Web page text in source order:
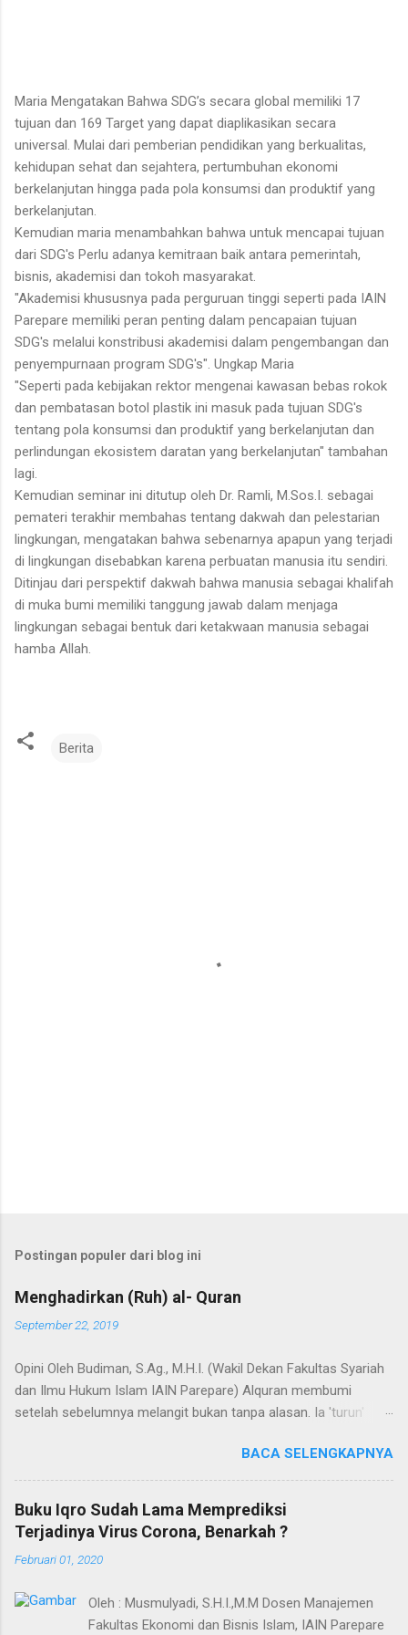
Maria Mengatakan Bahwa SDG’s secara global memiliki 17
tujuan dan 169 Target yang dapat diaplikasikan secara
universal. Mulai dari pemberian pendidikan yang berkualitas,
kehidupan sehat dan sejahtera, pertumbuhan ekonomi
berkelanjutan hingga pada pola konsumsi dan produktif yang
berkelanjutan.
Kemudian maria menambahkan bahwa untuk mencapai tujuan
dari SDG's Perlu adanya kemitraan baik antara pemerintah,
bisnis, akademisi dan tokoh masyarakat.
"Akademisi khususnya pada perguruan tinggi seperti pada IAIN
Parepare memiliki peran penting dalam pencapaian tujuan
SDG's melalui konstribusi akademisi dalam pengembangan dan
penyempurnaan program SDG's". Ungkap Maria
"Seperti pada kebijakan rektor mengenai kawasan bebas rokok
dan pembatasan botol plastik ini masuk pada tujuan SDG's
tentang pola konsumsi dan produktif yang berkelanjutan dan
perlindungan ekosistem daratan yang berkelanjutan" tambahan
lagi.
Kemudian seminar ini ditutup oleh Dr. Ramli, M.Sos.I. sebagai
pemateri terakhir membahas tentang dakwah dan pelestarian
lingkungan, mengatakan bahwa sebenarnya apapun yang terjadi
di lingkungan disebabkan karena perbuatan manusia itu sendiri.
Ditinjau dari perspektif dakwah bahwa manusia sebagai khalifah
di muka bumi memiliki tanggung jawab dalam menjaga
lingkungan sebagai bentuk dari ketakwaan manusia sebagai
hamba Allah.
Berita
Postingan populer dari blog ini
Menghadirkan (Ruh) al- Quran
September 22, 2019
Opini Oleh Budiman, S.Ag., M.H.I. (Wakil Dekan Fakultas Syariah
dan Ilmu Hukum Islam IAIN Parepare) Alquran membumi
setelah sebelumnya melangit bukan tanpa alasan. Ia 'turun'
hudan (panduan) bagi segenap manusia dalam hidup dan
kehidupannya. Selain itu, Alquran adalah Annur dan Nur
(cahaya). Kedua terma ini menunjuk pada nama dan fungsi
Alquran yang dapat bermakna "cahaya" yang menerangi bumi,
langit, hati, bahkan semesta. Agaknya tidak berlebihan apabila
dinyatakan bahwa proses penyebarluasan cahaya di bumi
Mekah ke Yatsrib. Itu sebabnya ketika menetap di Yatsrib,
Baginda Nabi mengubah nama Yatsrib menjadi Madinah
BACA SELENGKAPNYA
Buku Iqro Sudah Lama Memprediksi
Terjadinya Virus Corona, Benarkah ?
Februari 01, 2020
Oleh : Musmulyadi, S.H.I.,M.M Dosen Manajemen
Fakultas Ekonomi dan Bisnis Islam, IAIN Parepare